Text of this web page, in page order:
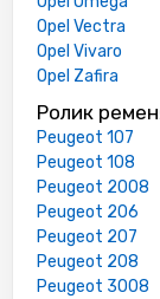
Opel Vectra
Opel Vivaro
Opel Zafira
Ролик
Peugeot 107
Peugeot 108
Peugeot 2008
Peugeot 206
Peugeot 207
Peugeot 208
Peugeot 3008